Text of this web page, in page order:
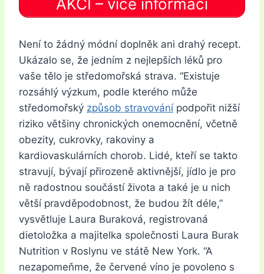
AKCI – více informací
Není to žádný módní doplněk ani drahý recept.
Ukázalo se, že jedním z nejlepších léků pro
vaše tělo je středomořská strava. “Existuje
rozsáhlý výzkum, podle kterého může
středomořský způsob stravování podpořit nižší
riziko většiny chronických onemocnění, včetně
obezity, cukrovky, rakoviny a
kardiovaskulárních chorob. Lidé, kteří se takto
stravují, bývají přirozeně aktivnější, jídlo je pro
ně radostnou součástí života a také je u nich
větší pravděpodobnost, že budou žít déle,”
vysvětluje Laura Buraková, registrovaná
dietoložka a majitelka společnosti Laura Burak
Nutrition v Roslynu ve státě New York. “A
nezapomeňme, že červené víno je povoleno s